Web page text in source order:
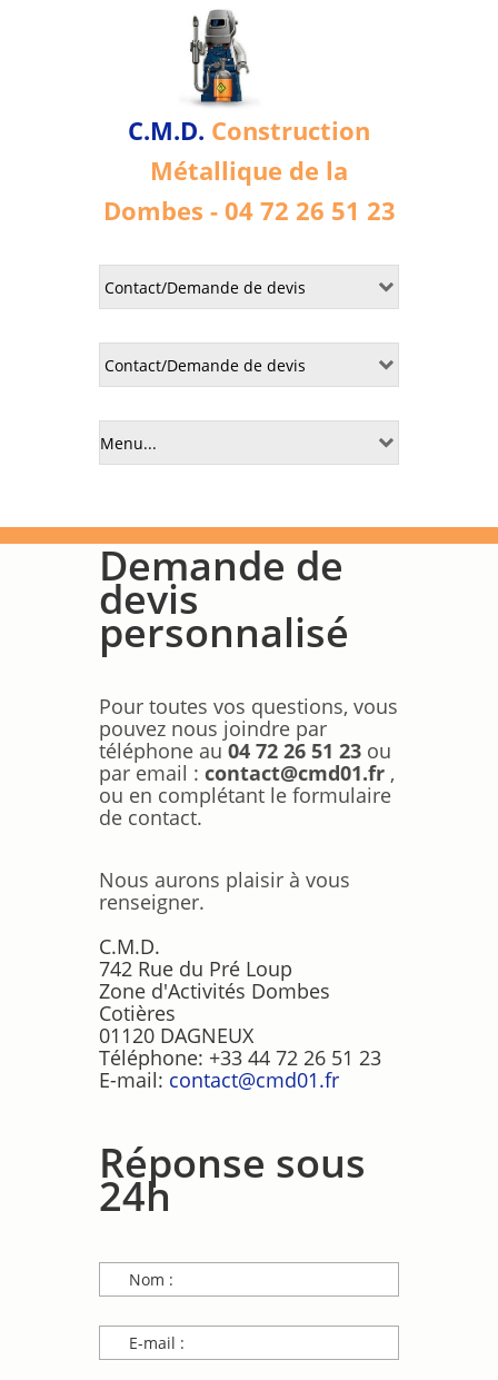
C.M.D. Construction
Métallique de la
Dombes - 04 72 26 51 23
Demande de
devis
personnalisé
Pour toutes vos questions, vous
pouvez nous joindre par
téléphone au 04 72 26 51 23 ou
par email : contact@cmd01.fr ,
ou en complétant le formulaire
de contact.
Nous aurons plaisir à vous
renseigner.
C.M.D.
742 Rue du Pré Loup
Zone d'Activités Dombes
Cotières
01120 DAGNEUX
Téléphone: +33 44 72 26 51 23
E-mail: contact@cmd01.fr
Réponse sous
24h
Nom :
E-mail :